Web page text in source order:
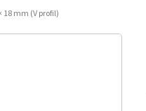
mm (V profil)